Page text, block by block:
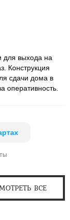
для выхода на
Конструкция
сдачи дома в
оперативность.
ВСЕ